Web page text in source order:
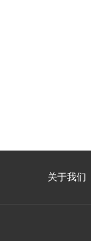
关于我们